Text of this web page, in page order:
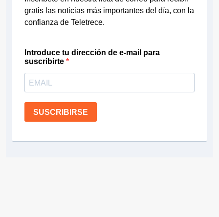
gratis las noticias más importantes del día, con la
confianza de Teletrece.
Introduce tu dirección de e-mail para
suscribirte
SUSCRIBIRSE